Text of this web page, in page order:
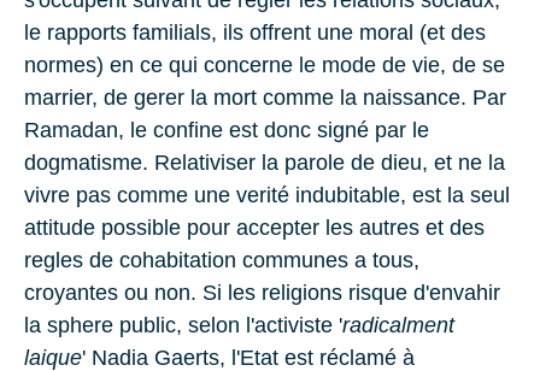
le rapports familials, ils offrent une moral (et des
normes) en ce qui concerne le mode de vie, de se
marrier, de gerer la mort comme la naissance. Par
Ramadan, le confine est donc signé par le
dogmatisme. Relativiser la parole de dieu, et ne la
vivre pas comme une verité indubitable, est la seul
attitude possible pour accepter les autres et des
regles de cohabitation communes a tous,
croyantes ou non. Si les religions risque d'envahir
la sphere public, selon l'activiste 'radicalment
laique' Nadia Gaerts, l'Etat est réclamé à